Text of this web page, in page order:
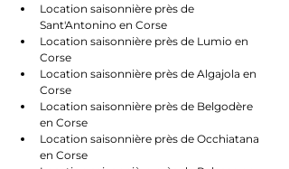
Location saisonnière près de
Sant'Antonino en Corse
Location saisonnière près de Lumio en
Corse
Location saisonnière près de Algajola en
Corse
Location saisonnière près de Belgodère
en Corse
Location saisonnière près de Occhiatana
en Corse